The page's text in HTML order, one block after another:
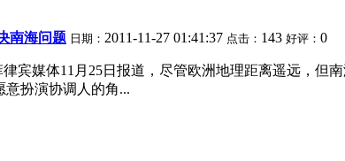
南海问题 日期： 2011-11-27 01:41:37 点击： 143 好评： 0
宾媒体11月25日报道，尽管欧洲地理距离遥远，但
扮演协调人的角...